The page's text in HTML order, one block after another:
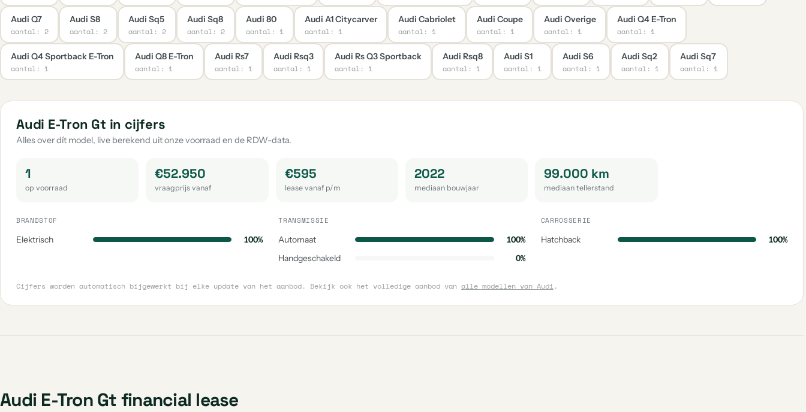
Sq5 2
Sq8 2
Overige 1
Rsq3 1
Rsq8 1
S1 1
Audi Q7
aantal: 2
Audi S8
aantal: 2
Audi Sq5
aantal: 2
Audi Sq8
aantal: 2
Audi 80
aantal: 1
Audi A1 Citycarver
aantal: 1
Audi Cabriolet
aantal: 1
Audi Coupe
aantal: 1
Audi Overige
aantal: 1
Audi Q4 E-Tron
aantal: 1
Audi Q4 Sportback E-Tron
aantal: 1
Audi Q8 E-Tron
aantal: 1
Audi Rs7
aantal: 1
Audi Rsq3
aantal: 1
Audi Rs Q3 Sportback
aantal: 1
Audi Rsq8
aantal: 1
Audi S1
aantal: 1
Audi S6
aantal: 1
Audi Sq2
aantal: 1
Audi Sq7
aantal: 1
Audi E-Tron Gt in cijfers
Alles over dít model, live berekend uit onze voorraad en de RDW-data.
1
op voorraad
€52.950
vraagprijs vanaf
€595
lease vanaf p/m
2022
mediaan bouwjaar
99.000 km
mediaan tellerstand
BRANDSTOF
Elektrisch 100%
TRANSMISSIE
Automaat
100%
Handgeschakeld
0%
CARROSSERIE
Hatchback 100%
Cijfers worden automatisch bijgewerkt bij elke update van het aanbod. Bekijk ook het volledige aanbod van alle modellen van Audi .
Audi E-Tron Gt financial lease